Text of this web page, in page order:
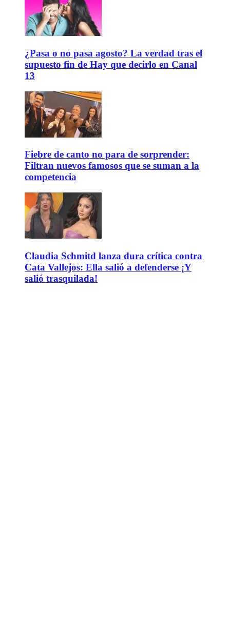
¿Pasa o no pasa agosto? La verdad tras el
supuesto fin de Hay que decirlo en Canal
13
Fiebre de canto no para de sorprender:
Filtran nuevos famosos que se suman a la
competencia
Claudia Schmitd lanza dura crítica contra
Cata Vallejos: Ella salió a defenderse ¡Y
salió trasquilada!